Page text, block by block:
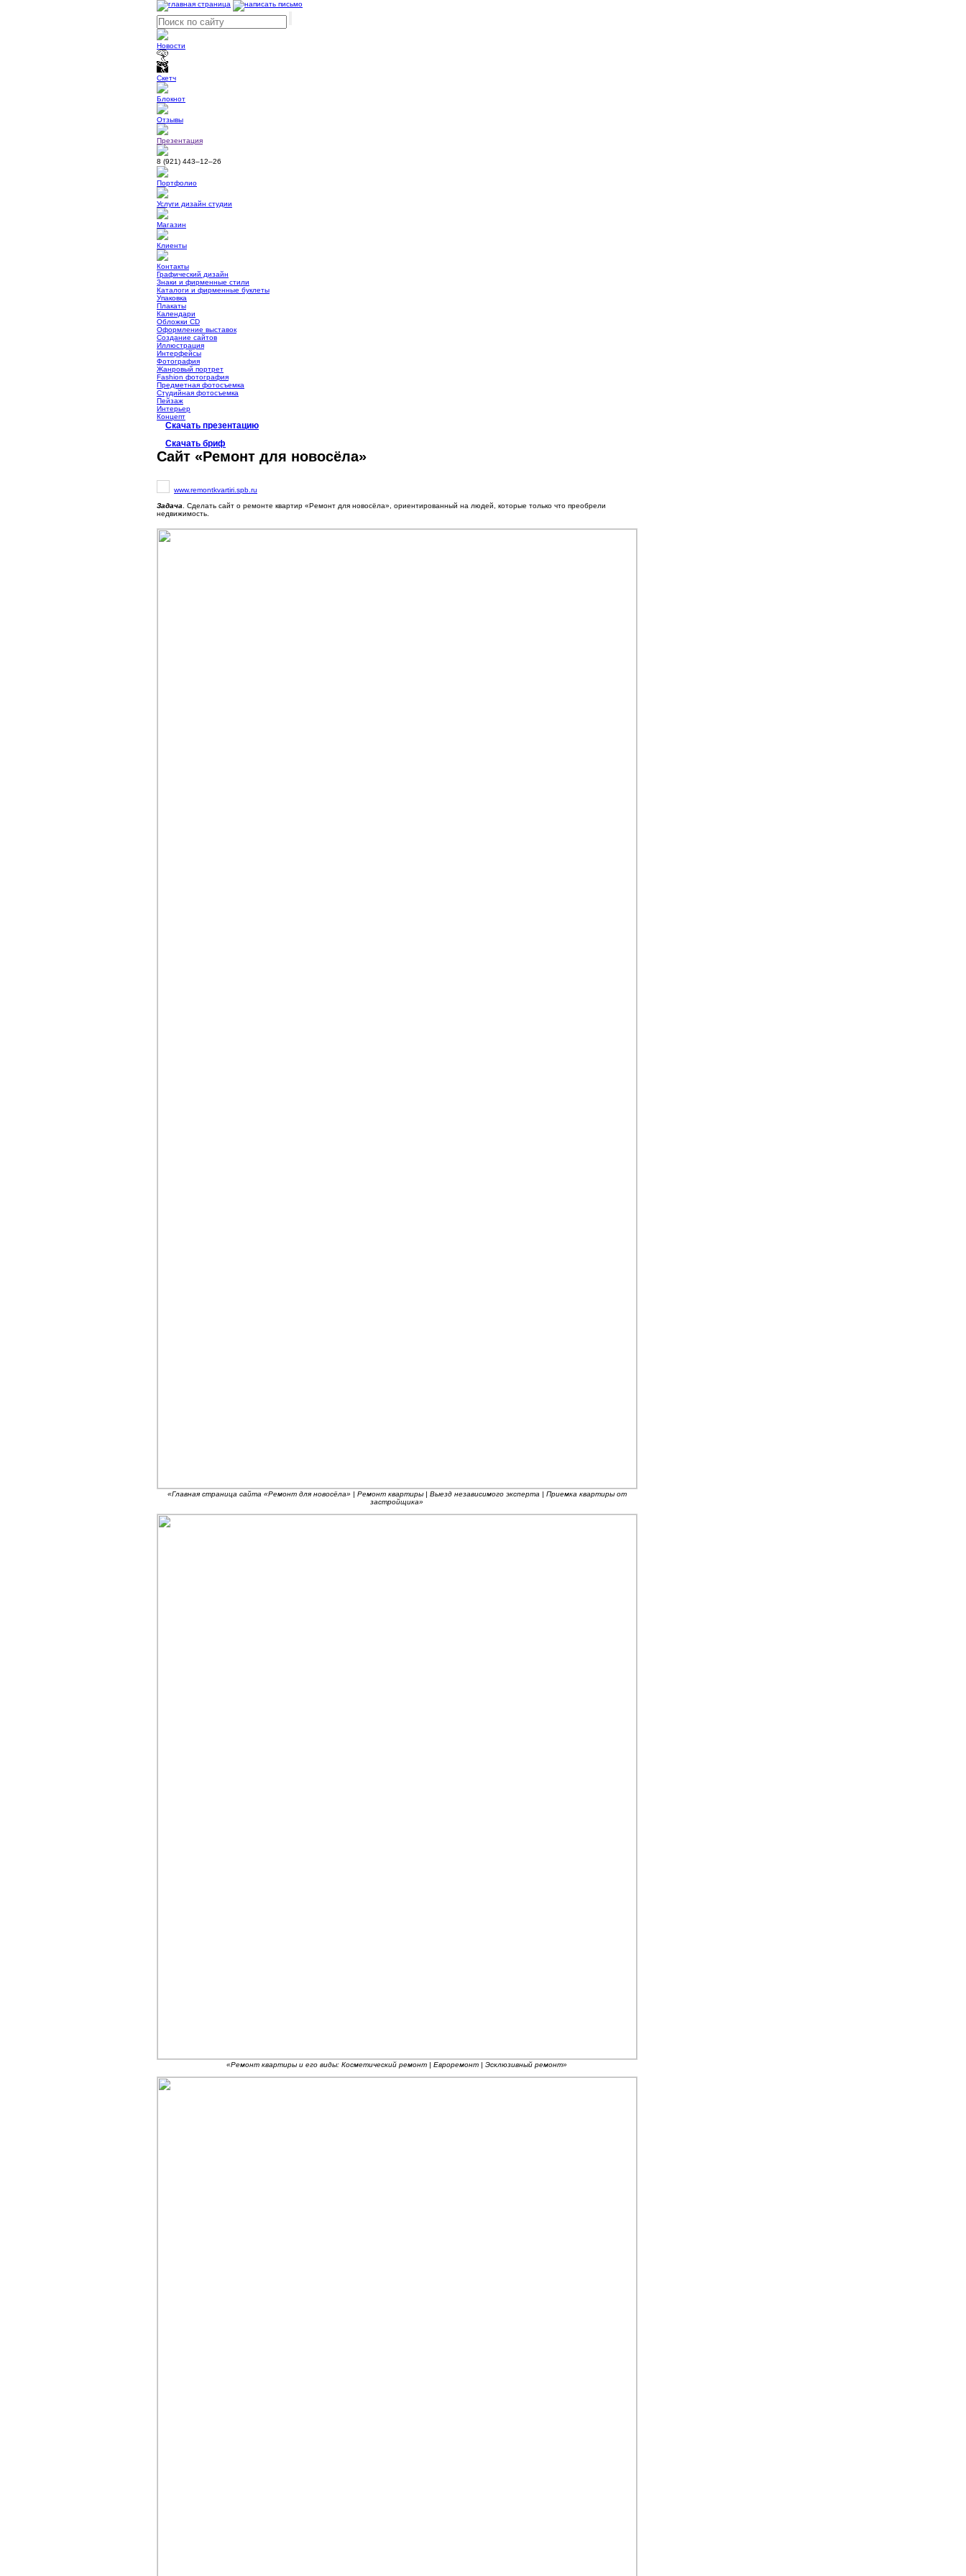
Новости
Скетч
Блокнот
Отзывы
Презентация
8 (921) 443–12–26
Портфолио
Услуги дизайн студии
Магазин
Клиенты
Контакты
Графический дизайн
Знаки и фирменные стили
Каталоги и фирменные буклеты
Упаковка
Плакаты
Календари
Обложки CD
Оформление выставок
Создание сайтов
Иллюстрация
Интерфейсы
Фотография
Жанровый портрет
Fashion фотография
Предметная фотосъемка
Студийная фотосъемка
Пейзаж
Интерьер
Концепт
Скачать презентацию
Скачать бриф
Сайт «Ремонт для новосёла»
www.remontkvartiri.spb.ru
Задача . Сделать сайт о ремонте квартир «Ремонт для новосёла», ориентированный на людей, которые только что преобрели
недвижимость.
«Главная страница сайта «Ремонт для новосёла» | Ремонт квартиры | Выезд независимого эксперта | Приемка квартиры от
застройщика»
«Ремонт квартиры и его виды: Косметический ремонт | Евроремонт | Эсклюзивный ремонт»